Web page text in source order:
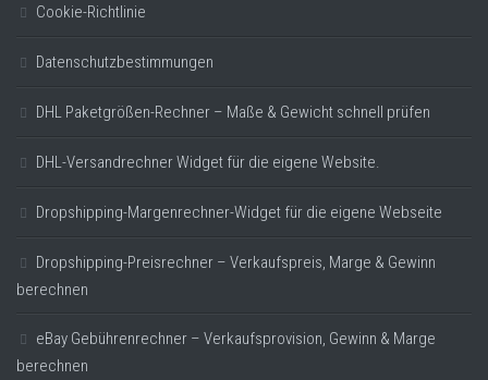
Cookie-Richtlinie
Datenschutzbestimmungen
DHL Paketgrößen-Rechner – Maße & Gewicht schnell prüfen
DHL-Versandrechner Widget für die eigene Website.
Dropshipping-Margenrechner-Widget für die eigene Webseite
Dropshipping-Preisrechner – Verkaufspreis, Marge & Gewinn
berechnen
eBay Gebührenrechner – Verkaufsprovision, Gewinn & Marge
berechnen